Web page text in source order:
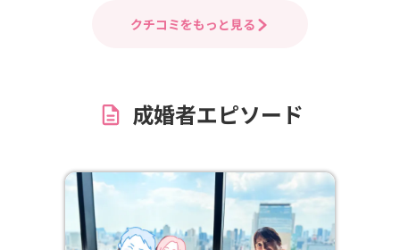
クチコミをもっと見る
成婚者エピソード